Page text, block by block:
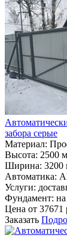
забора серые
Материал:
Высота: 2500
Ширина: 3200
Автоматика:
Услуги:
Фундамент: на
Цена от 37671
Заказать